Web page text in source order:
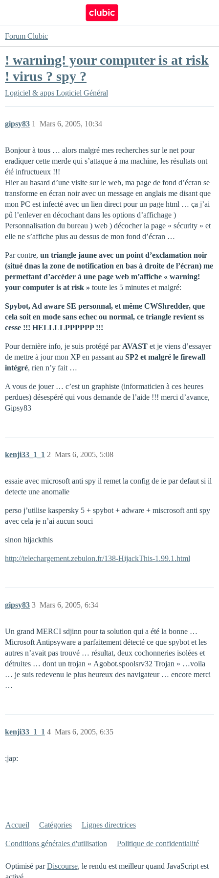
Forum Clubic
! warning! your computer is at risk
! virus ? spy ?
Logiciel & apps Logiciel Général
gipsy83 Mars 6, 2005, 10:34
1
Bonjour à tous … alors malgré mes recherches sur le net pour
eradiquer cette merde qui s’attaque à ma machine, les résultats ont
été infructueux !!!
Hier au hasard d’une visite sur le web, ma page de fond d’écran se
transforme en écran noir avec un message en anglais me disant que
mon PC est infecté avec un lien direct pour un page html … ça j’ai
pû l’enlever en décochant dans les options d’affichage )
Personnalisation du bureau ) web ) décocher la page « sécurity » et
elle ne s’affiche plus au dessus de mon fond d’écran …
Par contre, un triangle jaune avec un point d’exclamation noir
(situé dnas la zone de notification en bas à droite de l’écran) me
permettant d’accèder à une page web m’affiche « warning!
your computer is at risk » toute les 5 minutes et malgré:
Spybot, Ad aware SE personnal, et même CWShredder, que
cela soit en mode sans echec ou normal, ce triangle revient ss
cesse !!! HELLLLPPPPPP !!!
Pour dernière info, je suis protégé par AVAST et je viens d’essayer
de mettre à jour mon XP en passant au SP2 et malgré le firewall
intégré, rien n’y fait …
A vous de jouer … c’est un graphiste (informaticien à ces heures
perdues) désespéré qui vous demande de l’aide !!! merci d’avance,
Gipsy83
kenji33_1_1 Mars 6, 2005, 5:08
2
essaie avec microsoft anti spy il remet la config de ie par defaut si il
detecte une anomalie
perso j’utilise kaspersky 5 + spybot + adware + miscrosoft anti spy
avec cela je n’ai aucun souci
sinon hijackthis
http://telechargement.zebulon.fr/138-HijackThis-1.99.1.html
gipsy83 Mars 6, 2005, 6:34
3
Un grand MERCI sdjinn pour ta solution qui a été la bonne …
Microsoft Antipsyware a parfaitement détecté ce que spybot et les
autres n’avait pas trouvé … résultat, deux cochonneries isolées et
détruites … dont un trojan « Agobot.spoolsrv32 Trojan » …voila
… je suis redevenu le plus heureux des navigateur … encore merci
…
kenji33_1_1 Mars 6, 2005, 6:35
4
:jap:
Accueil Catégories Lignes directrices
Conditions générales d'utilisation Politique de confidentialité
Optimisé parDiscourse, le rendu est meilleur quand JavaScript est